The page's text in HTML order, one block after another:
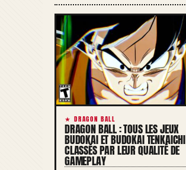
★ DRAGON BALL
DRAGON BALL : TOUS LES JEUX
BUDOKAI ET BUDOKAI TENKAICHI
CLASSÉS PAR LEUR QUALITÉ DE
GAMEPLAY